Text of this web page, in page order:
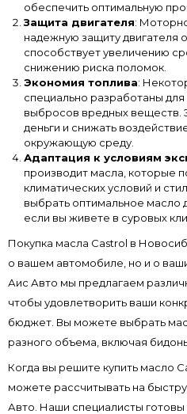
обеспечить оптимальную
Защита двигателя:
надежную защиту двигателя
способствует увеличению
снижению риска поломок.
Экономия топлива:
специально разработаны
выбросов вредных веществ.
деньги и снижать
окружающую среду.
Адаптация к условиям
производит масла, которые
климатических условий и
выбрать оптимальное масло
если вы живете в суровых
Покупка масла Castrol в
о вашем автомобиле, но и о
Аис Авто мы предлагаем
чтобы удовлетворить ваши
бюджет. Вы можете выбрать
разного объема, включая
Когда вы решите купить масло
можете рассчитывать на
Авто. Наши специалисты